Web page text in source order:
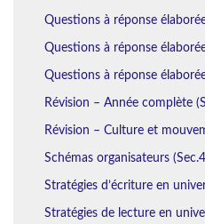
Questions à réponse
Questions à réponse
Questions à réponse
Révision – Année complète
Révision – Culture et
Schémas organisateurs
Stratégies d’écriture en
Stratégies de lecture en